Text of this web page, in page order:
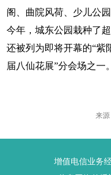
阁、曲院风荷、少儿公
今年，城东公园栽种了
还被列为即将开幕的“
届八仙花展”分会场之一。
来
增值电信业务